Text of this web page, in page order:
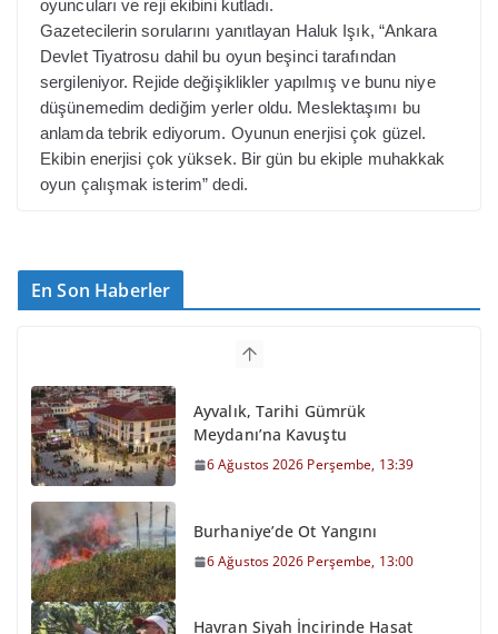
oyuncuları ve reji ekibini kutladı.
Gazetecilerin sorularını yanıtlayan Haluk Işık, “Ankara
Devlet Tiyatrosu dahil bu oyun beşinci tarafından
sergileniyor. Rejide değişiklikler yapılmış ve bunu niye
düşünemedim dediğim yerler oldu. Meslektaşımı bu
anlamda tebrik ediyorum. Oyunun enerjisi çok güzel.
Ekibin enerjisi çok yüksek. Bir gün bu ekiple muhakkak
oyun çalışmak isterim” dedi.
En Son Haberler
Ayvalık, Tarihi Gümrük
Meydanı’na Kavuştu
6 Ağustos 2026 Perşembe, 13:39
Burhaniye’de Ot Yangını
6 Ağustos 2026 Perşembe, 13:00
Havran Siyah İncirinde Hasat